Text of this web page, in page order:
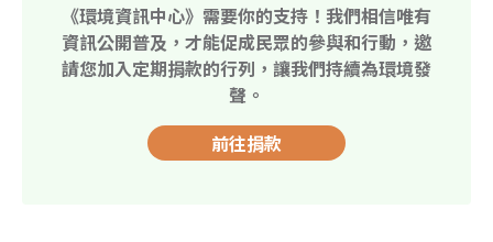
《環境資訊中心》需要你的支持！我們相信唯有
資訊公開普及，才能促成民眾的參與和行動，邀
請您加入定期捐款的行列，讓我們持續為環境發
聲。
前往捐款